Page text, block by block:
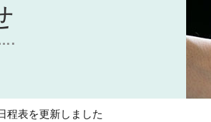
程表を更新しました